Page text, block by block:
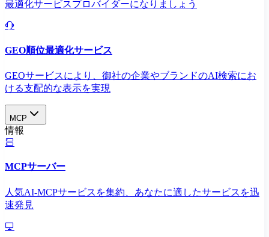
最適化サービスプロバイダーになりましょう
GEO順位最適化サービス
GEOサービスにより、御社の企業やブランドのAI検索にお
ける支配的な表示を実現​
MCP
情報
MCPサーバー
人気AI-MCPサービスを集約、あなたに適したサービスを迅
速発見